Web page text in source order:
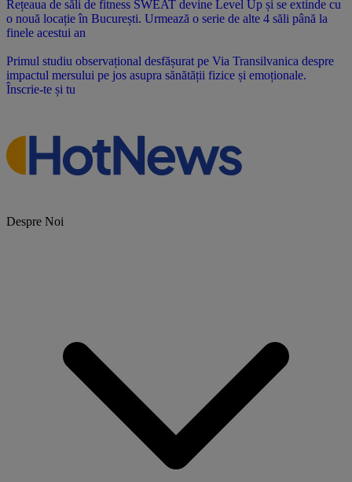
Rețeaua de săli de fitness SWEAT devine Level Up și se extinde cu
o nouă locație în București. Urmează o serie de alte 4 săli până la
finele acestui an
Primul studiu observațional desfășurat pe Via Transilvanica despre
impactul mersului pe jos asupra sănătății fizice și emoționale.
Înscrie-te și tu
Despre Noi